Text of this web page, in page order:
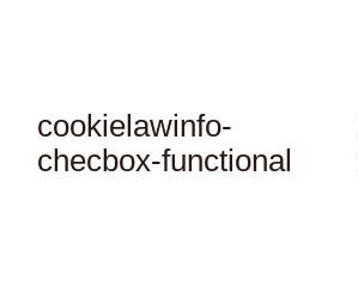
cookielawinfo-
checbox-functional